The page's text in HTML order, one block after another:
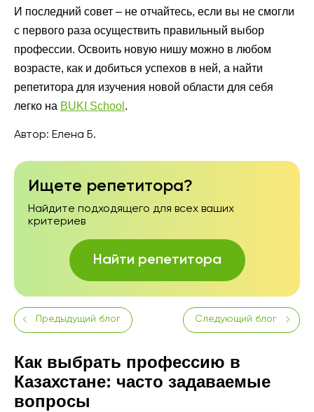
И последний совет – не отчайтесь, если вы не смогли
с первого раза осуществить правильный выбор
профессии. Освоить новую нишу можно в любом
возрасте, как и добиться успехов в ней, а найти
репетитора для изучения новой области для себя
легко на BUKI School .
Автор: Елена Б.
Ищете репетитора?
Найдите подходящего для всех ваших
критериев
Найти репетитора
Предыдущий блог Следующий блог
Как выбрать профессию в
Казахстане: часто задаваемые
вопросы